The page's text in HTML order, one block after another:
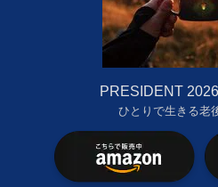
PRESIDENT
ひとりで生きる老